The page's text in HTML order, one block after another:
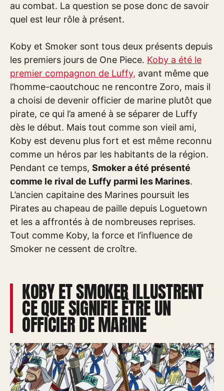
au combat. La question se pose donc de savoir
quel est leur rôle à présent.
Koby et Smoker sont tous deux présents depuis
les premiers jours de One Piece. Koby a été le
premier compagnon de Luffy, avant même que
l’homme-caoutchouc ne rencontre Zoro, mais il
a choisi de devenir officier de marine plutôt que
pirate, ce qui l’a amené à se séparer de Luffy
dès le début. Mais tout comme son vieil ami,
Koby est devenu plus fort et est même reconnu
comme un héros par les habitants de la région.
Pendant ce temps, Smoker a été présenté
comme le rival de Luffy parmi les Marines.
L’ancien capitaine des Marines poursuit les
Pirates au chapeau de paille depuis Loguetown
et les a affrontés à de nombreuses reprises.
Tout comme Koby, la force et l’influence de
Smoker ne cessent de croître.
KOBY ET SMOKER ILLUSTRENT
CE QUE SIGNIFIE ÊTRE UN
OFFICIER DE MARINE